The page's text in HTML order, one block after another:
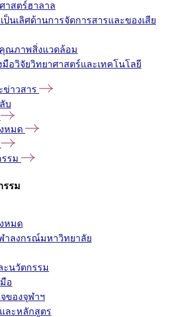
าสตร์ฮาลาล
ป็นเลิศด้านการจัดการสารและของเสีย
ณภาพสิ่งแวดล้อม
มือวิจัยวิทยาศาสตร์และเทคโนโลยี
ข่าวสาร
บ
หมด
รม
รรม
หมด
าลงกรณ์มหาวิทยาลัย
ะนวัตกรรม
อ
ของจุฬาฯ
ละหลักสูตร